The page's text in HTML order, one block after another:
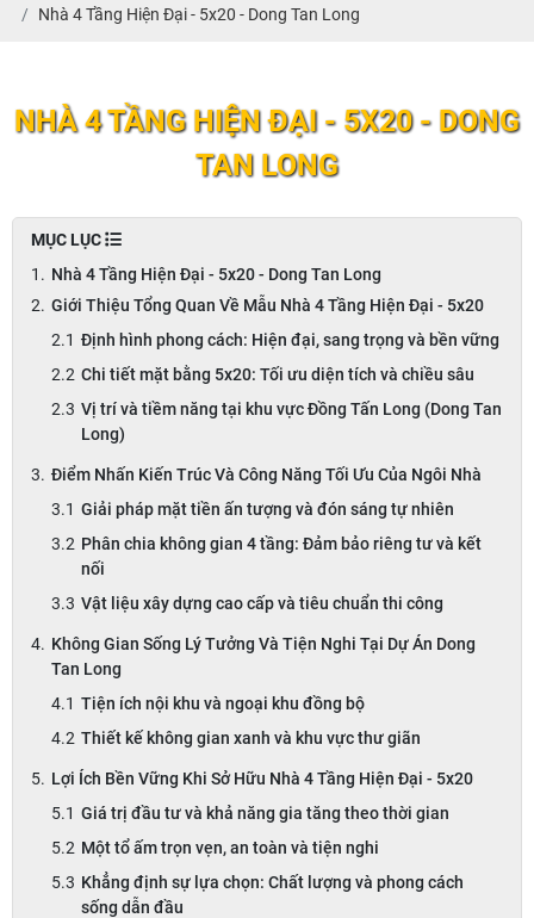
Nhà 4 Tầng Hiện Đại - 5x20 - Dong Tan Long
NHÀ 4 TẦNG HIỆN ĐẠI - 5X20 - DONG
TAN LONG
MỤC LỤC
Nhà 4 Tầng Hiện Đại - 5x20 - Dong Tan Long
Giới Thiệu Tổng Quan Về Mẫu Nhà 4 Tầng Hiện Đại - 5x20
Định hình phong cách: Hiện đại, sang trọng và bền vững
Chi tiết mặt bằng 5x20: Tối ưu diện tích và chiều sâu
Vị trí và tiềm năng tại khu vực Đồng Tấn Long (Dong Tan
Long)
Điểm Nhấn Kiến Trúc Và Công Năng Tối Ưu Của Ngôi Nhà
Giải pháp mặt tiền ấn tượng và đón sáng tự nhiên
Phân chia không gian 4 tầng: Đảm bảo riêng tư và kết
nối
Vật liệu xây dựng cao cấp và tiêu chuẩn thi công
Không Gian Sống Lý Tưởng Và Tiện Nghi Tại Dự Án Dong
Tan Long
Tiện ích nội khu và ngoại khu đồng bộ
Thiết kế không gian xanh và khu vực thư giãn
Lợi Ích Bền Vững Khi Sở Hữu Nhà 4 Tầng Hiện Đại - 5x20
Giá trị đầu tư và khả năng gia tăng theo thời gian
Một tổ ấm trọn vẹn, an toàn và tiện nghi
Khẳng định sự lựa chọn: Chất lượng và phong cách
sống dẫn đầu